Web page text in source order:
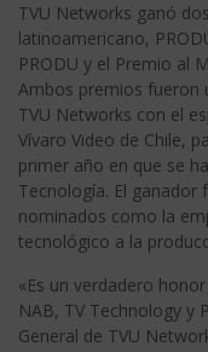
TVU Networks ganó
latinoamericano,
PRODU y el Premio al
Ambos premios fueron
TVU Networks con el
Vívaro Video de Chile,
primer año en que se
Tecnología. El
nominados como la
tecnológico a la
«Es un verdadero
NAB, TV Technology y
General de TVU